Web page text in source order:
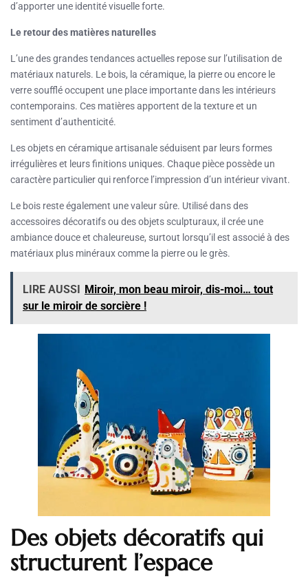
d’apporter une identité visuelle forte.
Le retour des matières naturelles
L’une des grandes tendances actuelles repose sur l’utilisation de
matériaux naturels. Le bois, la céramique, la pierre ou encore le
verre soufflé occupent une place importante dans les intérieurs
contemporains. Ces matières apportent de la texture et un
sentiment d’authenticité.
Les objets en céramique artisanale séduisent par leurs formes
irrégulières et leurs finitions uniques. Chaque pièce possède un
caractère particulier qui renforce l’impression d’un intérieur vivant.
Le bois reste également une valeur sûre. Utilisé dans des
accessoires décoratifs ou des objets sculpturaux, il crée une
ambiance douce et chaleureuse, surtout lorsqu’il est associé à des
matériaux plus minéraux comme la pierre ou le grès.
LIRE AUSSI Miroir, mon beau miroir, dis-moi… tout
sur le miroir de sorcière !
Des objets décoratifs qui
structurent l’espace